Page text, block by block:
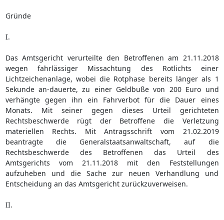
Gründe
I.
Das Amtsgericht verurteilte den Betroffenen am 21.11.2018
wegen fahrlässiger Missachtung des Rotlichts einer
Lichtzeichenanlage, wobei die Rotphase bereits länger als 1
Sekunde an-dauerte, zu einer Geldbuße von 200 Euro und
verhängte gegen ihn ein Fahrverbot für die Dauer eines
Monats. Mit seiner gegen dieses Urteil gerichteten
Rechtsbeschwerde rügt der Betroffene die Verletzung
materiellen Rechts. Mit Antragsschrift vom 21.02.2019
beantragte die Generalstaatsanwaltschaft, auf die
Rechtsbeschwerde des Betroffenen das Urteil des
Amtsgerichts vom 21.11.2018 mit den Feststellungen
aufzuheben und die Sache zur neuen Verhandlung und
Entscheidung an das Amtsgericht zurückzuverweisen.
II.